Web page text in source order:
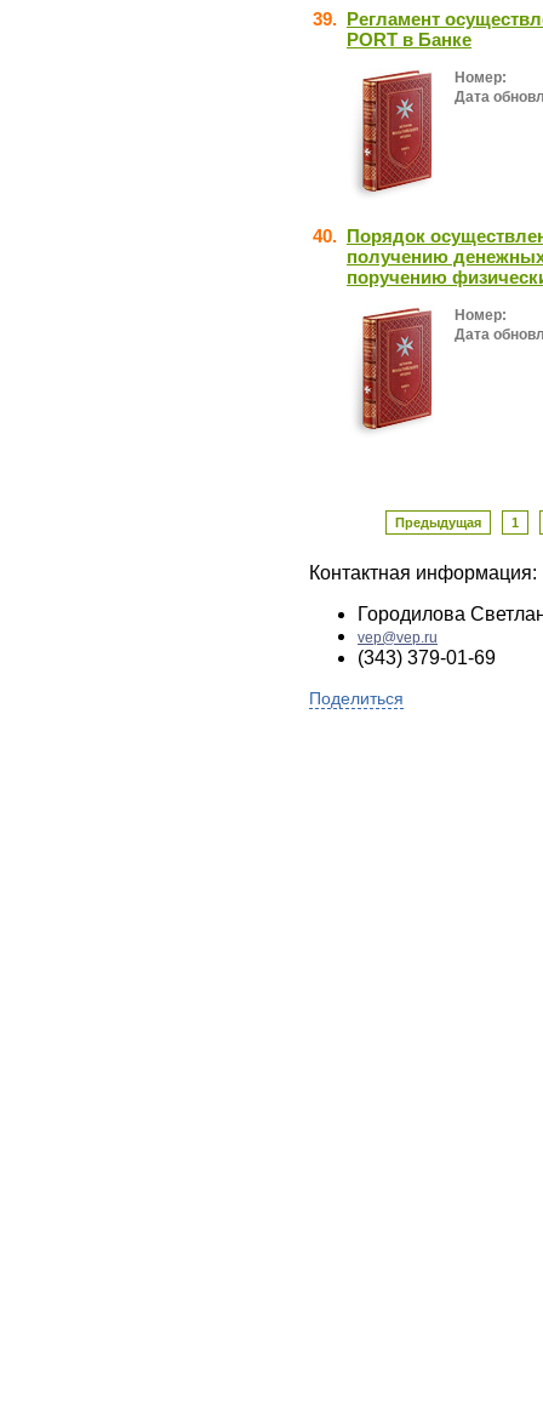
39. Регламент
PORT в Банке
Номер:
Дата
40. Порядок
получению
поручению
Номер:
Дата
Предыдущая 1
Контактная информация:
Городилова
vep@vep.ru
(343) 379-01-69
Поделиться